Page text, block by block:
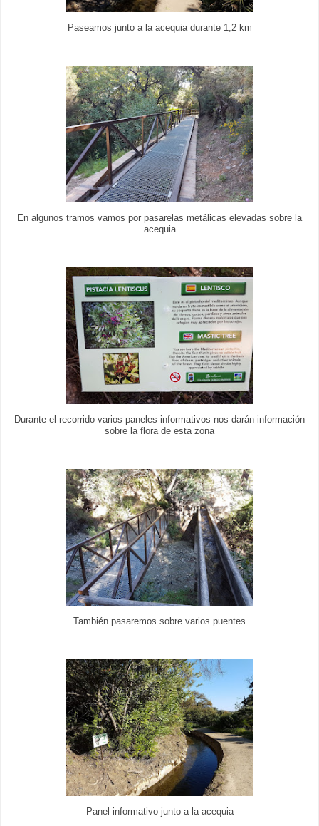
Paseamos junto a la acequia durante 1,2 km
En algunos tramos vamos por pasarelas metálicas elevadas sobre la
acequia
Durante el recorrido varios paneles informativos nos darán información
sobre la flora de esta zona
También pasaremos sobre varios puentes
Panel informativo junto a la acequia